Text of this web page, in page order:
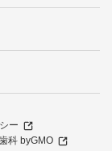
ー
科 byGMO